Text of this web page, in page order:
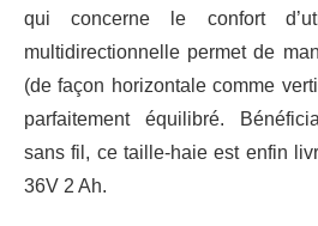
qui concerne le confort
multidirectionnelle permet de
(de façon horizontale comme
parfaitement équilibré.
sans fil, ce taille-haie est enfin
36V 2 Ah.